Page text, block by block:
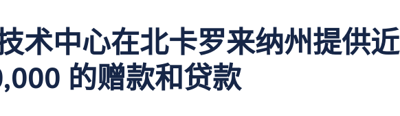
术中心在北卡罗来纳州提供近
的赠款和贷款